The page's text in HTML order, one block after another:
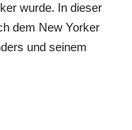
wurde. In dieser
dem New Yorker
und seinem